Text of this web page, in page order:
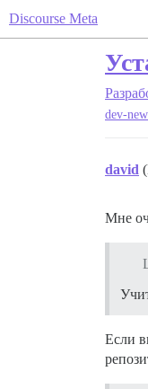
Discourse Meta
dev-
david
Мне
Если